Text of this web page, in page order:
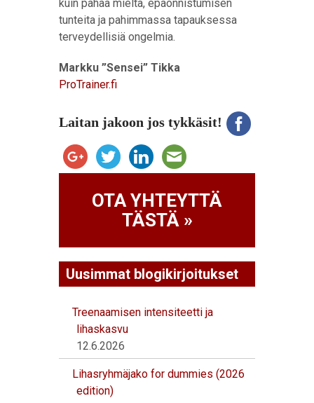
kuin pahaa mieltä, epäonnistumisen
tunteita ja pahimmassa tapauksessa
terveydellisiä ongelmia.
Markku ”Sensei” Tikka
ProTrainer.fi
Laitan jakoon jos tykkäsit!
OTA YHTEYTTÄ
TÄSTÄ »
Uusimmat blogikirjoitukset
Treenaamisen intensiteetti ja
lihaskasvu
12.6.2026
Lihasryhmäjako for dummies (2026
edition)